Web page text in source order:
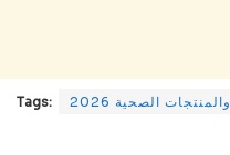
Tags: الصحية 2026